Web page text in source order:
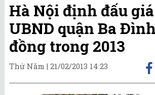
Hà Nội định đấu
UBND quận Ba
đồng trong 2013
Thứ Năm | 21/02/2013 14:23